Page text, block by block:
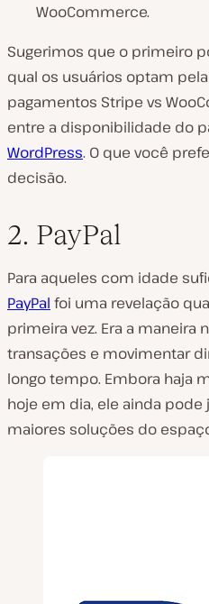
WooCommerce.
Sugerimos que o primeiro
qual os usuários optam
pagamentos Stripe vs
entre a disponibilidade do
WordPress. O que você
decisão.
2. PayPal
Para aqueles com idade
PayPal foi uma revelação
primeira vez. Era a
transações e movimentar
longo tempo. Embora haja
hoje em dia, ele ainda pode
maiores soluções do